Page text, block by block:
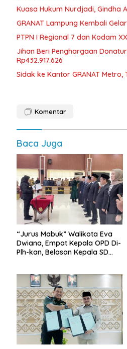
Kuasa Hukum Nurdjadi, Gindha
GRANAT Lampung Kembali
PTPN I Regional 7 dan Kodam
Jihan Beri Penghargaan
Rp432.917.626
‎Sidak ke Kantor GRANAT
Komentar
Baca Juga
“Jurus Mabuk” Walikota Eva
Dwiana, Empat Kepala OPD Di-
Plh-kan, Belasan Kepala SD